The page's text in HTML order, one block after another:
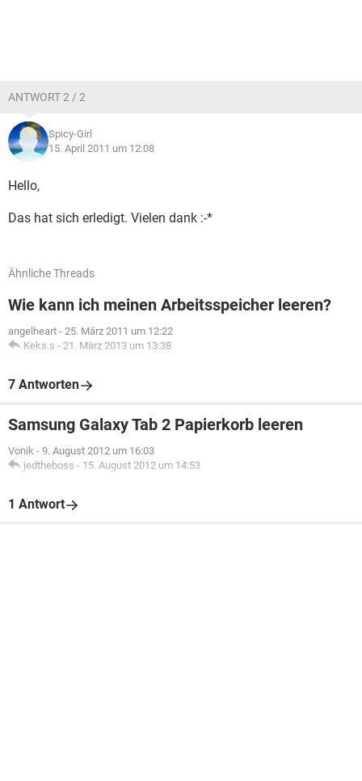
ANTWORT 2 / 2
Spicy-Girl
15. April 2011 um 12:08
Hello,
Das hat sich erledigt. Vielen dank :-*
Ähnliche Threads
Wie kann ich meinen Arbeitsspeicher leeren?
angelheart - 25. März 2011 um 12:22
Keks.s - 21. März 2013 um 13:38
7 Antworten
Samsung Galaxy Tab 2 Papierkorb leeren
Vonik - 9. August 2012 um 16:03
jedtheboss - 15. August 2012 um 14:53
1 Antwort